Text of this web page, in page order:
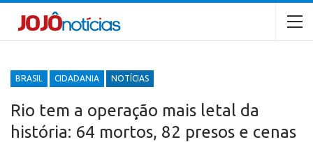
BRASIL CIDADANIA NOTÍCIAS
Rio tem a operação mais letal da
história: 64 mortos, 82 presos e cenas